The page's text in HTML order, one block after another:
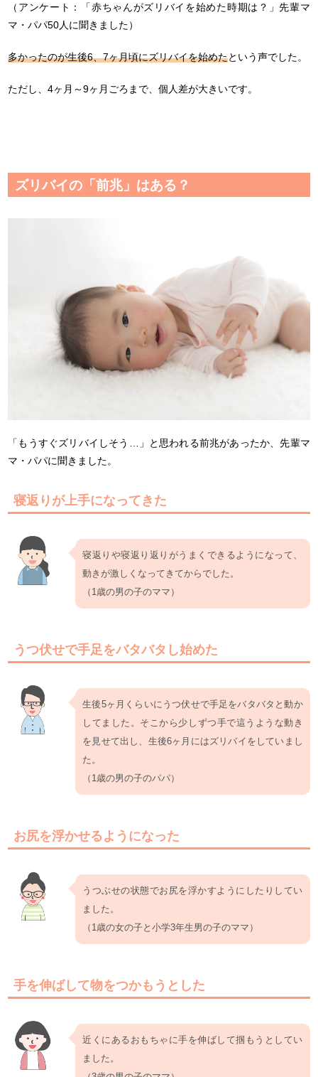
（アンケート：「赤ちゃんがズリバイを始めた時期は？」先輩マ
マ・パパ50人に聞きました）
多かったのが生後6、7ヶ月頃にズリバイを始めたという声でした。
ただし、4ヶ月～9ヶ月ごろまで、個人差が大きいです。
ズリバイの「前兆」はある？
「もうすぐズリバイしそう…」と思われる前兆があったか、先輩マ
マ・パパに聞きました。
寝返りが上手になってきた
寝返りや寝返り返りがうまくできるようになって、
動きが激しくなってきてからでした。
（1歳の男の子のママ）
うつ伏せで手足をバタバタし始めた
生後5ヶ月くらいにうつ伏せで手足をバタバタと動か
してました。そこから少しずつ手で這うような動き
を見せて出し、生後6ヶ月にはズリバイをしていまし
た。
（1歳の男の子のパパ）
お尻を浮かせるようになった
うつぶせの状態でお尻を浮かすようにしたりしてい
ました。
（1歳の女の子と小学3年生男の子のママ）
手を伸ばして物をつかもうとした
近くにあるおもちゃに手を伸ばして掴もうとしてい
ました。